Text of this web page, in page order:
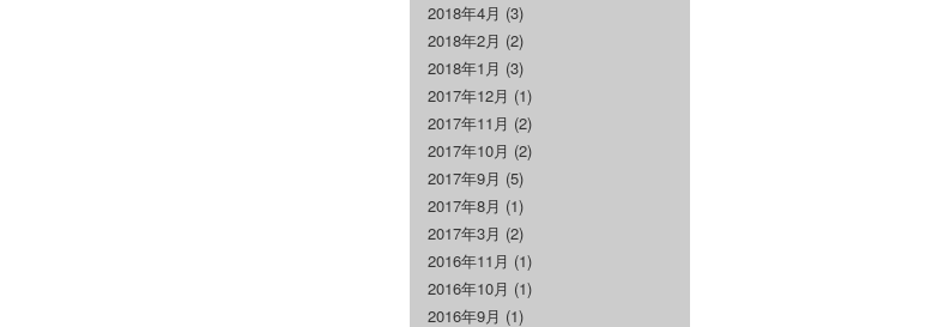
2018年4月 (3)
2018年2月 (2)
2018年1月 (3)
2017年12月 (1)
2017年11月 (2)
2017年10月 (2)
2017年9月 (5)
2017年8月 (1)
2017年3月 (2)
2016年11月 (1)
2016年10月 (1)
2016年9月 (1)